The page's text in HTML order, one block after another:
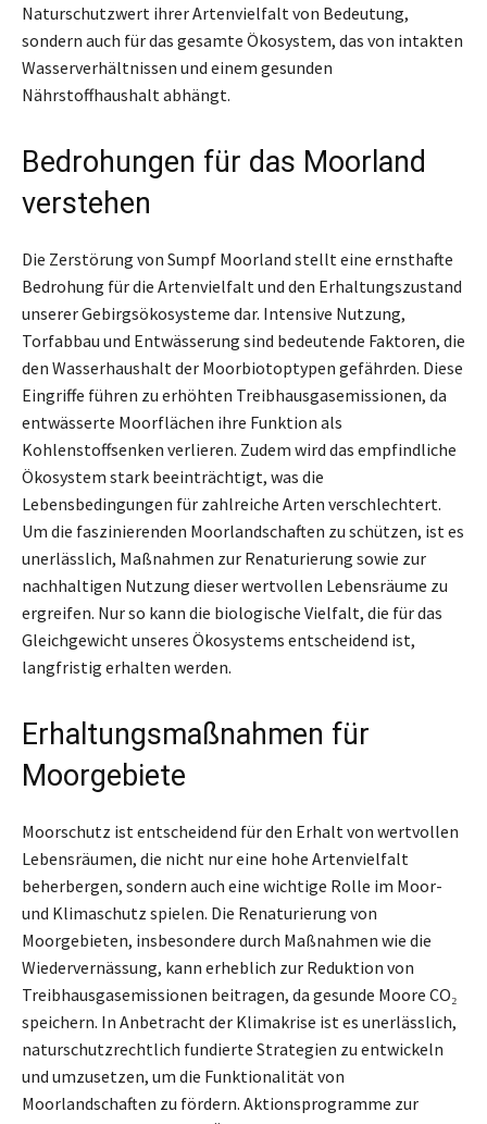
Naturschutzwert ihrer Artenvielfalt von Bedeutung,
sondern auch für das gesamte Ökosystem, das von intakten
Wasserverhältnissen und einem gesunden
Nährstoffhaushalt abhängt.
Bedrohungen für das Moorland
verstehen
Die Zerstörung von Sumpf Moorland stellt eine ernsthafte
Bedrohung für die Artenvielfalt und den Erhaltungszustand
unserer Gebirgsökosysteme dar. Intensive Nutzung,
Torfabbau und Entwässerung sind bedeutende Faktoren, die
den Wasserhaushalt der Moorbiotoptypen gefährden. Diese
Eingriffe führen zu erhöhten Treibhausgasemissionen, da
entwässerte Moorflächen ihre Funktion als
Kohlenstoffsenken verlieren. Zudem wird das empfindliche
Ökosystem stark beeinträchtigt, was die
Lebensbedingungen für zahlreiche Arten verschlechtert.
Um die faszinierenden Moorlandschaften zu schützen, ist es
unerlässlich, Maßnahmen zur Renaturierung sowie zur
nachhaltigen Nutzung dieser wertvollen Lebensräume zu
ergreifen. Nur so kann die biologische Vielfalt, die für das
Gleichgewicht unseres Ökosystems entscheidend ist,
langfristig erhalten werden.
Erhaltungsmaßnahmen für
Moorgebiete
Moorschutz ist entscheidend für den Erhalt von wertvollen
Lebensräumen, die nicht nur eine hohe Artenvielfalt
beherbergen, sondern auch eine wichtige Rolle im Moor-
und Klimaschutz spielen. Die Renaturierung von
Moorgebieten, insbesondere durch Maßnahmen wie die
Wiedervernässung, kann erheblich zur Reduktion von
Treibhausgasemissionen beitragen, da gesunde Moore CO₂
speichern. In Anbetracht der Klimakrise ist es unerlässlich,
naturschutzrechtlich fundierte Strategien zu entwickeln
und umzusetzen, um die Funktionalität von
Moorlandschaften zu fördern. Aktionsprogramme zur